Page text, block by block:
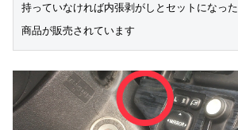
持っていなければ内張剥がしとセットになった
商品が販売されています